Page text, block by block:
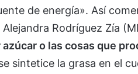
de energía». Así
Rodríguez Zía
o las cosas que
sintetice la grasa en el